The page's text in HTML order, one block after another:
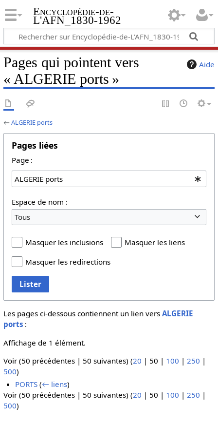
Encyclopédie-de-
L'AFN_1830-1962
Aide
Pages qui pointent vers
« ALGERIE ports »
←ALGERIE ports
Pages liées
Page :
Espace de nom :
Tous
Masquer les inclusions
Masquer les liens
Masquer les redirections
Lister
Les pages ci-dessous contiennent un lien vers ALGERIE
ports :
Affichage de 1 élément.
Voir (50 précédentes| 50 suivantes) (20 | 50 | 100 | 250 |
500)
PORTS (← liens)
Voir (50 précédentes| 50 suivantes) (20 | 50 | 100 | 250 |
500)